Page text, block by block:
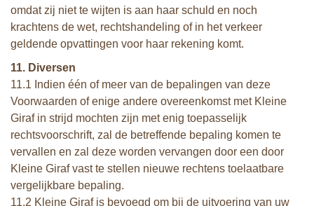
omdat zij niet te wijten is aan haar schuld en noch
krachtens de wet, rechtshandeling of in het verkeer
geldende opvattingen voor haar rekening komt.
11. Diversen
11.1 Indien één of meer van de bepalingen van deze
Voorwaarden of enige andere overeenkomst met Kleine
Giraf in strijd mochten zijn met enig toepasselijk
rechtsvoorschrift, zal de betreffende bepaling komen te
vervallen en zal deze worden vervangen door een door
Kleine Giraf vast te stellen nieuwe rechtens toelaatbare
vergelijkbare bepaling.
11.2 Kleine Giraf is bevoegd om bij de uitvoering van uw